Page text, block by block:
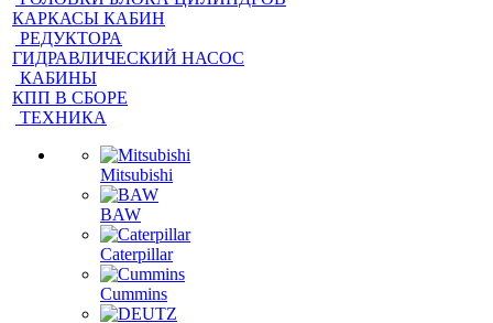
КАРКАСЫ КАБИН
РЕДУКТОРА
ГИДРАВЛИЧЕСКИЙ НАСОС
КАБИНЫ
КПП В СБОРЕ
ТЕХНИКА
Mitsubishi
BAW
Caterpillar
Cummins